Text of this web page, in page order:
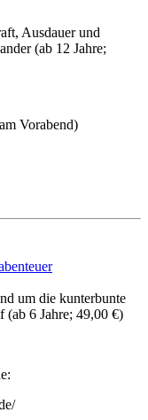
Ausdauer und
(ab 12 Jahre;
Vorabend)
um die kunterbunte
6 Jahre; 49,00 €)